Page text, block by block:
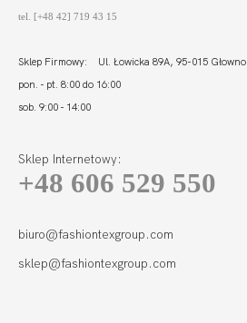
VERONICA
tel. [+48 42] 719 43 15
Sklep Firmowy: Ul. Łowicka 89A, 95-015 Głowno
pon. - pt. 8:00 do 16:00
sob. 9:00 - 14:00
Sklep Internetowy:
+48 606 529 550
biuro@fashiontexgroup.com
sklep@fashiontexgroup.com